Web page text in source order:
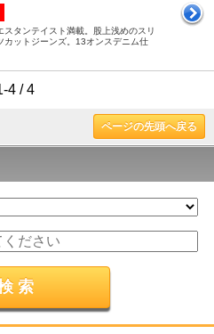
スタンテイスト満載。股上浅めのスリ
カットジーンズ。13オンスデニム仕
4 / 4
ページの先頭へ戻る